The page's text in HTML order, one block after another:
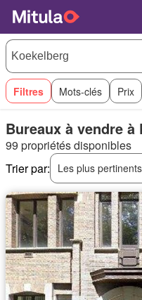
Filtres Mots-clés Prix
Bureaux à vendre à
99 propriétés disponibles
Trier par:
Les plus